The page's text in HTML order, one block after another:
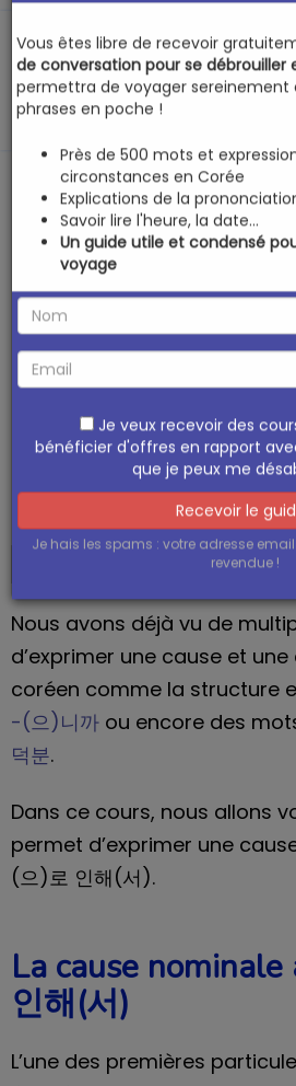
Cours de coréen ᚛Niveau 6
intermédiaire supérieur #1
Leçon 161 - Cause liée à un
(으)로 인해(서)]
Cause liée
nom en
(으)로 인
Dans ce cours : 로 인해 / 로 인해서 /
Nous avons déjà vu de
d’exprimer une cause et
coréen comme la structure
-(으)니까 ou encore des
덕분.
Dans ce cours, nous allons
permet d’exprimer une
(으)로 인해(서).
La cause nominale
인해(서)
L’une des premières
Votre guide de conversation
Vous êtes libre de recevoir
de conversation pour se débrouiller
phrases en poche !
Près de 500 mots et
circonstances en Corée
Explications de la
Savoir lire l'heure, la date...
Un guide utile et condensé
voyage
Je veux recevoir des
bénéficier d'offres en rapport
que je peux me
Recevoir le
revendue !